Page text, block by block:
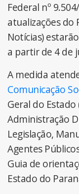
Federal nº
atualizações do
Notícias)
a partir de 4 de
A medida
Comunicação
Geral do Estado
Administração
Legislação,
Agentes
Guia de
Estado do